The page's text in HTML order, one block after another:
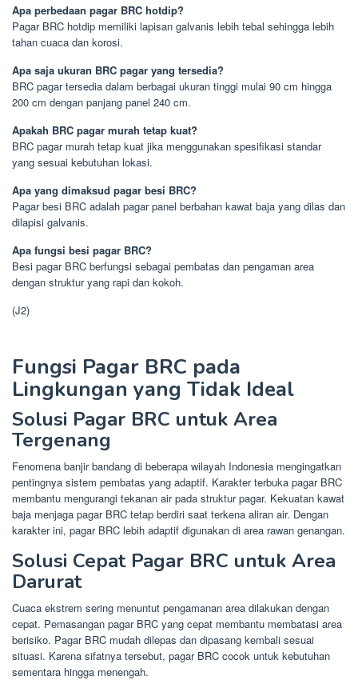
Apa perbedaan pagar BRC hotdip?
Pagar BRC hotdip memiliki lapisan galvanis lebih tebal sehingga lebih
tahan cuaca dan korosi.
Apa saja ukuran BRC pagar yang tersedia?
BRC pagar tersedia dalam berbagai ukuran tinggi mulai 90 cm hingga
200 cm dengan panjang panel 240 cm.
Apakah BRC pagar murah tetap kuat?
BRC pagar murah tetap kuat jika menggunakan spesifikasi standar
yang sesuai kebutuhan lokasi.
Apa yang dimaksud pagar besi BRC?
Pagar besi BRC adalah pagar panel berbahan kawat baja yang dilas dan
dilapisi galvanis.
Apa fungsi besi pagar BRC?
Besi pagar BRC berfungsi sebagai pembatas dan pengaman area
dengan struktur yang rapi dan kokoh.
(J2)
Fungsi Pagar BRC pada
Lingkungan yang Tidak Ideal
Solusi Pagar BRC untuk Area
Tergenang
Fenomena banjir bandang di beberapa wilayah Indonesia mengingatkan
pentingnya sistem pembatas yang adaptif. Karakter terbuka pagar BRC
membantu mengurangi tekanan air pada struktur pagar. Kekuatan kawat
baja menjaga pagar BRC tetap berdiri saat terkena aliran air. Dengan
karakter ini, pagar BRC lebih adaptif digunakan di area rawan genangan.
Solusi Cepat Pagar BRC untuk Area
Darurat
Cuaca ekstrem sering menuntut pengamanan area dilakukan dengan
cepat. Pemasangan pagar BRC yang cepat membantu membatasi area
berisiko. Pagar BRC mudah dilepas dan dipasang kembali sesuai
situasi. Karena sifatnya tersebut, pagar BRC cocok untuk kebutuhan
sementara hingga menengah.